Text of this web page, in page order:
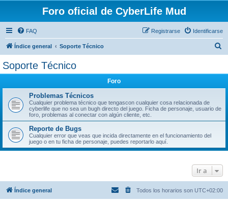
Foro oficial de CyberLife Mud
FAQ Identificarse
Registrarse
Índice general Soporte Técnico
Soporte Técnico
Foro
Problemas Técnicos
Cualquier problema técnico que tengascon cualquier cosa relacionada de
cyberlife que no sea un bugh directo del juego. Ficha de personaje, usuario de
foro, problemas al conectar con algún cliente, etc.
Reporte de Bugs
Cualquier error que veas que incida directamente en el funcionamiento del
juego o en tu ficha de personaje, puedes reportarlo aquí.
Ir a
Índice general Todos los horarios son UTC+02:00